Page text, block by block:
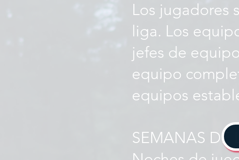
Los jugadores
liga. Los
jefes de
equipo
equipos
SEMANAS DE